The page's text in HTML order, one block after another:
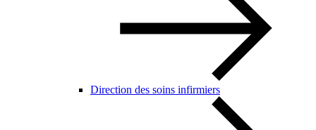
Direction des soins infirmiers